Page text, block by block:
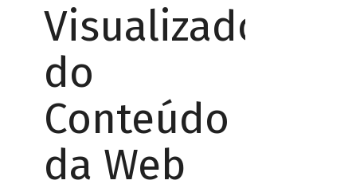
Visualizador
do
Conteúdo
da Web